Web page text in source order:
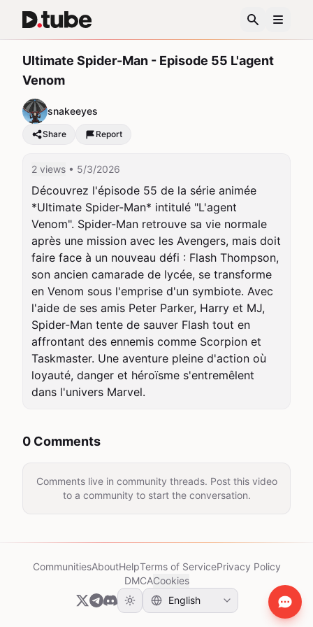
Ultimate Spider-Man - Episode 55 L'agent
Venom
snakeeyes
Share Report
2 views • 5/3/2026
Découvrez l'épisode 55 de la série animée
*Ultimate Spider-Man* intitulé "L'agent
Venom". Spider-Man retrouve sa vie normale
après une mission avec les Avengers, mais doit
faire face à un nouveau défi : Flash Thompson,
son ancien camarade de lycée, se transforme
en Venom sous l'emprise d'un symbiote. Avec
l'aide de ses amis Peter Parker, Harry et MJ,
Spider-Man tente de sauver Flash tout en
affrontant des ennemis comme Scorpion et
Taskmaster. Une aventure pleine d'action où
loyauté, danger et héroïsme s'entremêlent
dans l'univers Marvel.
0 Comments
Comments live in community threads. Post this video
to a community to start the conversation.
CommunitiesAboutHelpTerms of ServicePrivacy Policy
DMCACookies